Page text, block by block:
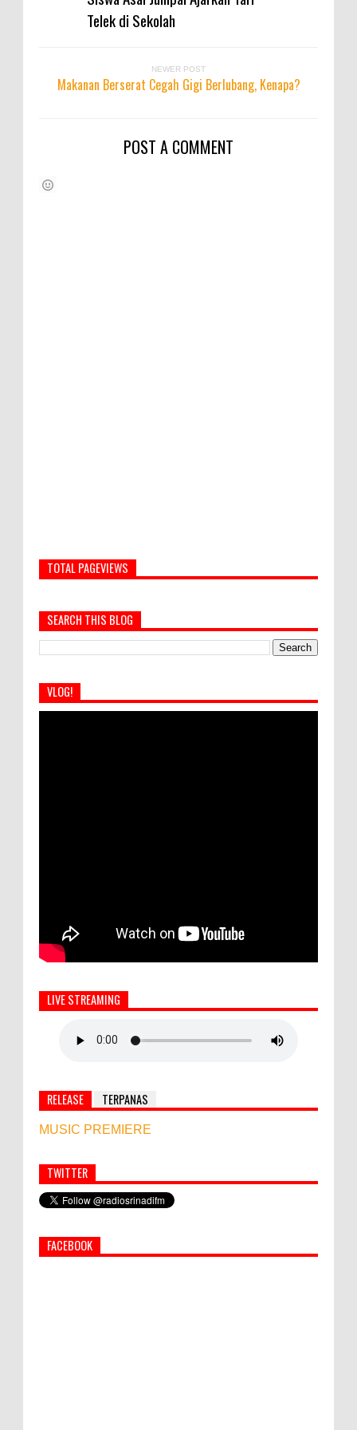
Telek di Sekolah
NEWER POST
Makanan Berserat Cegah Gigi Berlubang, Kenapa?
POST A COMMENT
TOTAL PAGEVIEWS
SEARCH THIS BLOG
VLOG!
LIVE STREAMING
RELEASE TERPANAS
MUSIC PREMIERE
Simbol Persahabatan, RI Bangun Islamic Centre di
Afghanistan
PEMKAB KLUNGKUNG GELAR PASAR
TWITTER
FACEBOOK